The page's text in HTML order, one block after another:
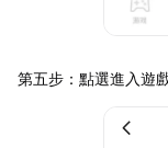
第五步：點選進入遊